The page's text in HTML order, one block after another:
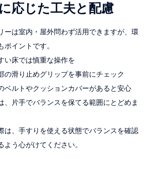
応じた工夫と配慮
ーは室内・屋外問わず活用できますが、環
ポイントです。
い床では慎重な操作を
の滑り止めグリップを事前にチェック
ベルトやクッションカバーがあると安心
、片手でバランスを保てる範囲にとどめま
は、手すりを使える状態でバランスを確認
よう心がけてください。